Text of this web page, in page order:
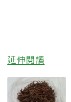
延伸閱讀